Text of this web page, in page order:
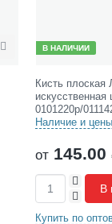
ОтложитьВ НАЛИЧИИ
Кисть плоская
0101220р/
Наличие и
от 145.00
-
+
В
Купить по